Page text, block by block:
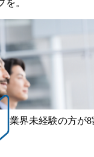
サルタント組織として
要件定義支援、情報シ
部門改革支援、および
プロジェクトのプロジ
管理支援などのコンサ
ングサービスを提供し
す。 ＜業務内容＞ 【担当い
ただきたい業務内容】
略や投資計画の立案か
ステム化計画策定、要
までの上流工程 ・ITガ
。
業界未経験の方が8